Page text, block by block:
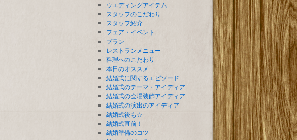
ウエディングアイテム
スタッフのこだわり
スタッフ紹介
フェア・イベント
プラン
レストランメニュー
料理へのこだわり
本日のオススメ
結婚式に関するエピソード
結婚式のテーマ・アイディア
結婚式の会場装飾アイディア
結婚式の演出のアイディア
結婚式後も☆
結婚式直前！
結婚準備のコツ